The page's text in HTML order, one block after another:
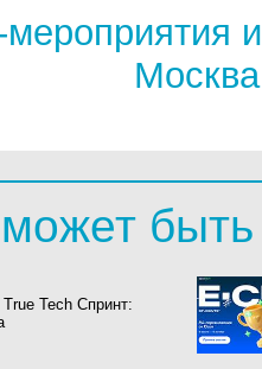
Москва
быть
True Tech Спринт: